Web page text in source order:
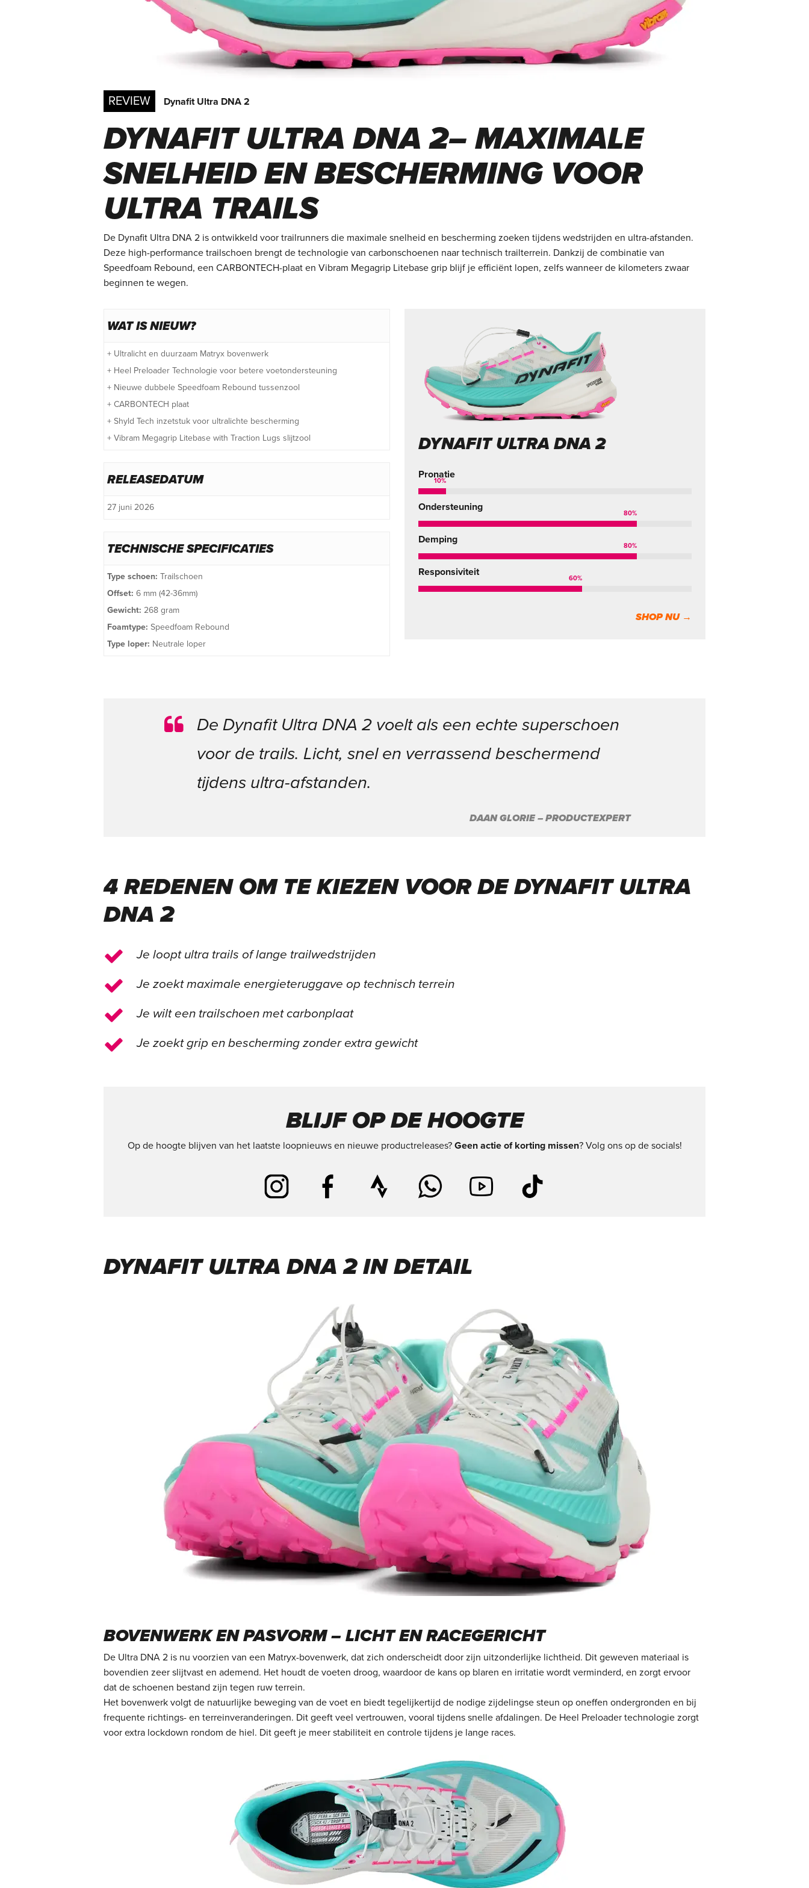
REVIEW Dynafit Ultra DNA 2
DYNAFIT ULTRA DNA 2– MAXIMALE
SNELHEID EN BESCHERMING VOOR
ULTRA TRAILS
De Dynafit Ultra DNA 2 is ontwikkeld voor trailrunners die maximale snelheid en bescherming zoeken tijdens wedstrijden en ultra-afstanden.
Deze high-performance trailschoen brengt de technologie van carbonschoenen naar technisch trailterrein. Dankzij de combinatie van
Speedfoam Rebound, een CARBONTECH-plaat en Vibram Megagrip Litebase grip blijf je efficiënt lopen, zelfs wanneer de kilometers zwaar
beginnen te wegen.
WAT IS NIEUW?
+ Ultralicht en duurzaam Matryx bovenwerk
+ Heel Preloader Technologie voor betere voetondersteuning
+ Nieuwe dubbele Speedfoam Rebound tussenzool
+ CARBONTECH plaat
+ Shyld Tech inzetstuk voor ultralichte bescherming
+ Vibram Megagrip Litebase with Traction Lugs slijtzool
RELEASEDATUM
27 juni 2026
TECHNISCHE SPECIFICATIES
Type schoen: Trailschoen
Offset: 6 mm (42-36mm)
Gewicht: 268 gram
Foamtype: Speedfoam Rebound
Type loper: Neutrale loper
DYNAFIT ULTRA DNA 2
Pronatie
10%
Ondersteuning
80%
Demping
80%
Responsiviteit
60%
SHOP NU →
De Dynafit Ultra DNA 2 voelt als een echte superschoen
voor de trails. Licht, snel en verrassend beschermend
tijdens ultra-afstanden.
DAAN GLORIE – PRODUCTEXPERT
4 REDENEN OM TE KIEZEN VOOR DE DYNAFIT ULTRA
DNA 2
Je loopt ultra trails of lange trailwedstrijden
Je zoekt maximale energieteruggave op technisch terrein
Je wilt een trailschoen met carbonplaat
Je zoekt grip en bescherming zonder extra gewicht
BLIJF OP DE HOOGTE
Op de hoogte blijven van het laatste loopnieuws en nieuwe productreleases? Geen actie of korting missen? Volg ons op de socials!
DYNAFIT ULTRA DNA 2 IN DETAIL
BOVENWERK EN PASVORM – LICHT EN RACEGERICHT
De Ultra DNA 2 is nu voorzien van een Matryx-bovenwerk, dat zich onderscheidt door zijn uitzonderlijke lichtheid. Dit geweven materiaal is
bovendien zeer slijtvast en ademend. Het houdt de voeten droog, waardoor de kans op blaren en irritatie wordt verminderd, en zorgt ervoor
dat de schoenen bestand zijn tegen ruw terrein.
Het bovenwerk volgt de natuurlijke beweging van de voet en biedt tegelijkertijd de nodige zijdelingse steun op oneffen ondergronden en bij
frequente richtings- en terreinveranderingen. Dit geeft veel vertrouwen, vooral tijdens snelle afdalingen. De Heel Preloader technologie zorgt
voor extra lockdown rondom de hiel. Dit geeft je meer stabiliteit en controle tijdens je lange races.